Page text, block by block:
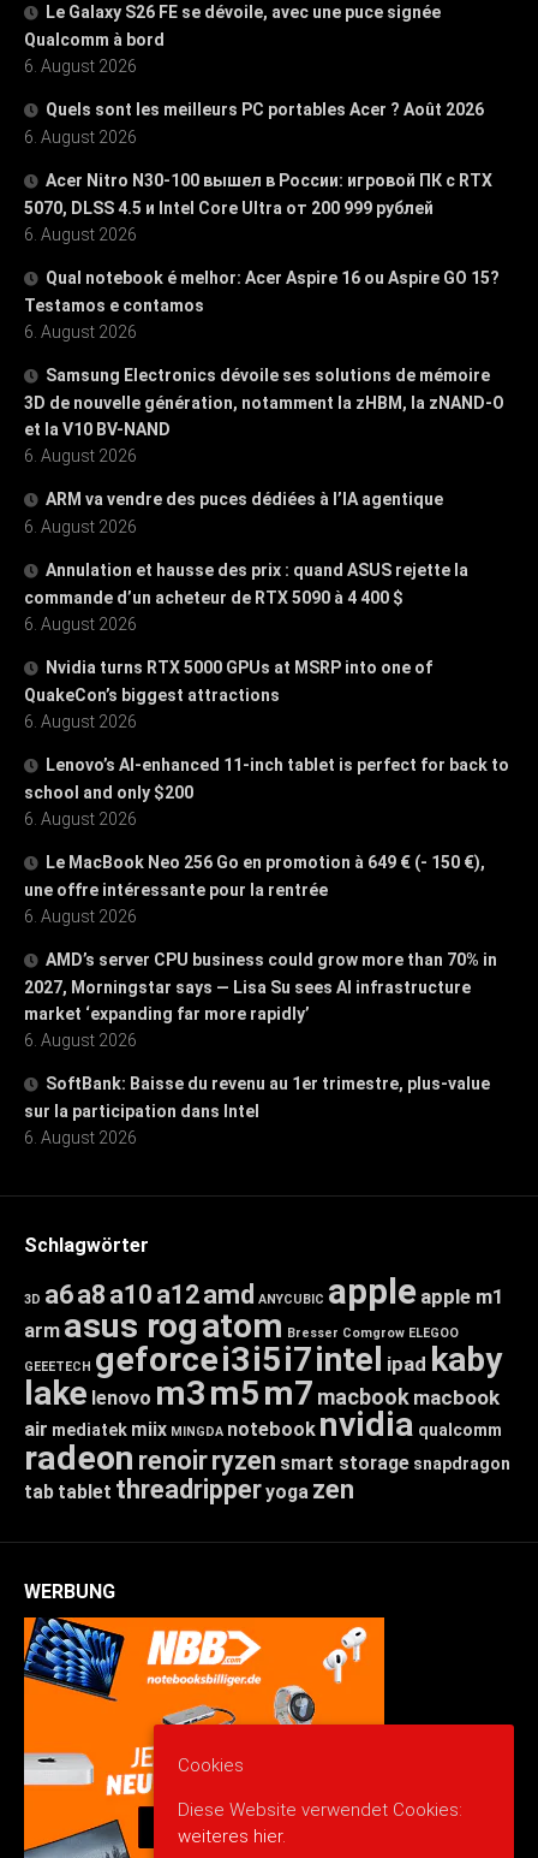
Le Galaxy S26 FE se dévoile, avec une puce signée
Qualcomm à bord
6. August 2026
Quels sont les meilleurs PC portables Acer ? Août 2026
6. August 2026
Acer Nitro N30-100 вышел в России: игровой ПК с RTX
5070, DLSS 4.5 и Intel Core Ultra от 200 999 рублей
6. August 2026
Qual notebook é melhor: Acer Aspire 16 ou Aspire GO 15?
Testamos e contamos
6. August 2026
Samsung Electronics dévoile ses solutions de mémoire
3D de nouvelle génération, notamment la zHBM, la zNAND-O
et la V10 BV-NAND
6. August 2026
ARM va vendre des puces dédiées à l’IA agentique
6. August 2026
Annulation et hausse des prix : quand ASUS rejette la
commande d’un acheteur de RTX 5090 à 4 400 $
6. August 2026
Nvidia turns RTX 5000 GPUs at MSRP into one of
QuakeCon’s biggest attractions
6. August 2026
Lenovo’s AI-enhanced 11-inch tablet is perfect for back to
school and only $200
6. August 2026
Le MacBook Neo 256 Go en promotion à 649 € (- 150 €),
une offre intéressante pour la rentrée
6. August 2026
AMD’s server CPU business could grow more than 70% in
2027, Morningstar says — Lisa Su sees AI infrastructure
market ‘expanding far more rapidly’
6. August 2026
SoftBank: Baisse du revenu au 1er trimestre, plus-value
sur la participation dans Intel
6. August 2026
Schlagwörter
3D a6a8 a10 a12amd ANYCUBIC apple apple m1
arm asus rogatom Bresser Comgrow ELEGOO
GEEETECH geforcei3i5i7intel ipad kaby
lake lenovo m3m5m7 macbook macbook
air mediatek miix MINGDA notebook nvidia qualcomm
radeon renoirryzen smart storage snapdragon
tab tablet threadripperyoga zen
WERBUNG
Cookies
Diese Website verwendet Cookies:
weiteres hier.